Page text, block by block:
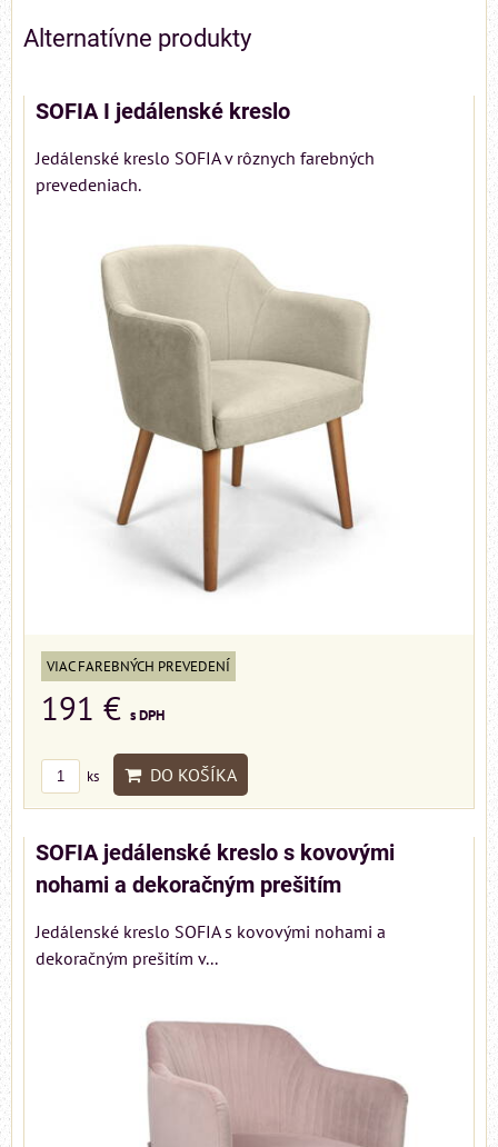
Alternatívne produkty
SOFIA I jedálenské kreslo
Jedálenské kreslo SOFIA v rôznych farebných
prevedeniach.
VIAC FAREBNÝCH PREVEDENÍ
191 € s DPH
ks DO KOŠÍKA
SOFIA jedálenské kreslo s kovovými
nohami a dekoračným prešitím
Jedálenské kreslo SOFIA s kovovými nohami a
dekoračným prešitím v...